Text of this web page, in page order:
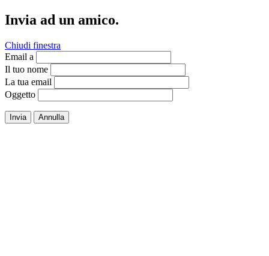
Invia ad un amico.
Chiudi finestra
Email a
Il tuo nome
La tua email
Oggetto
Invia Annulla